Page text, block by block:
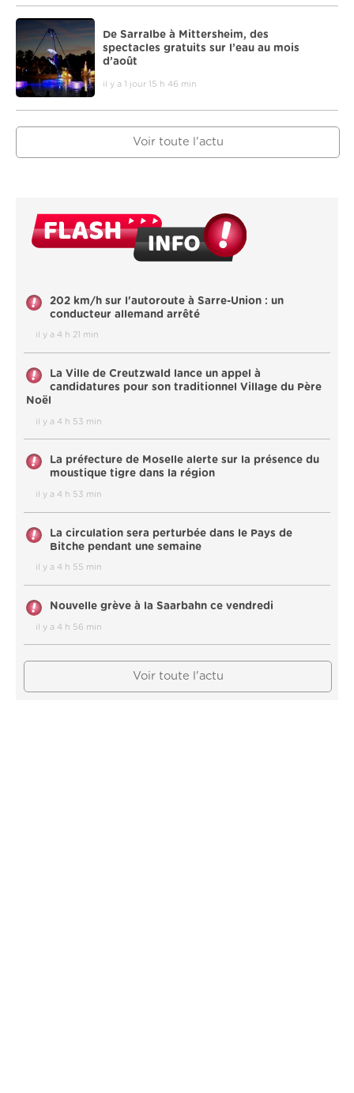
De Sarralbe à Mittersheim, des
spectacles gratuits sur l’eau au mois
d’août
il y a 1 jour 15 h 46 min
Voir toute l'actu
202 km/h sur l'autoroute à Sarre-Union : un
conducteur allemand arrêté
il y a 4 h 21 min
La Ville de Creutzwald lance un appel à
candidatures pour son traditionnel Village du Père
Noël
il y a 4 h 53 min
La préfecture de Moselle alerte sur la présence du
moustique tigre dans la région
il y a 4 h 53 min
La circulation sera perturbée dans le Pays de
Bitche pendant une semaine
il y a 4 h 55 min
Nouvelle grève à la Saarbahn ce vendredi
il y a 4 h 56 min
Voir toute l'actu